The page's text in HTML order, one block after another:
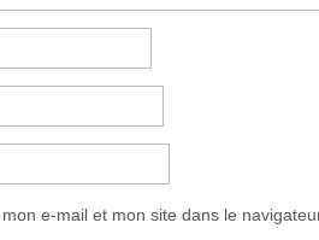
e-mail et mon site dans le